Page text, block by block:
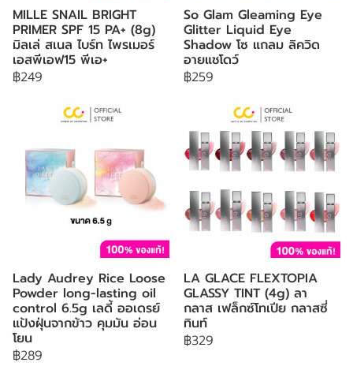
MILLE SNAIL BRIGHT
PRIMER SPF 15 PA+ (8g)
มิลเล่ สเนล ไบร์ท ไพรเมอร์
เอสพีเอฟ15 พีเอ+
฿249
So Glam Gleaming Eye
Glitter Liquid Eye
Shadow โซ แกลม ลิควิด
อายแชโดว์
฿259
Lady Audrey Rice Loose
Powder long-lasting oil
control 6.5g เลดี้ ออเดรย์
แป้งฝุ่นจากข้าว คุมมัน อ่อน
โยน
฿289
LA GLACE FLEXTOPIA
GLASSY TINT (4g) ลา
กลาส เฟล็กซ์โทเปีย กลาสซี่
ทินท์
฿329